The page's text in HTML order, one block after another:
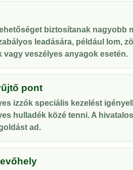
biztosítanak nagyobb
leadására, például lom,
vagy veszélyes anyagok esetén.
pont
izzók speciális kezelést
hulladék közé tenni. A
ad.